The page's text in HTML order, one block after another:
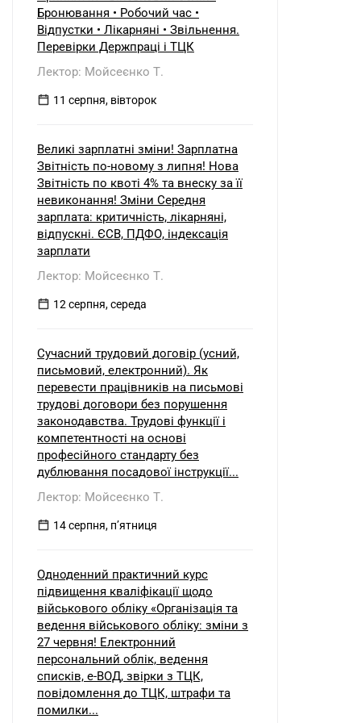
Бронювання • Робочий час •
Відпустки • Лікарняні • Звільнення.
Перевірки Держпраці і ТЦК
Лектор: Мойсеєнко Т.
11 серпня, вівторок
Великі зарплатні зміни! Зарплатна
Звітність по-новому з липня! Нова
Звітність по квоті 4% та внеску за її
невиконання! Зміни Середня
зарплата: критичність, лікарняні,
відпускні. ЄСВ, ПДФО, індексація
зарплати
Лектор: Мойсеєнко Т.
12 серпня, середа
Сучасний трудовий договір (усний,
письмовий, електронний). Як
перевести працівників на письмові
трудові договори без порушення
законодавства. Трудові функції і
компетентності на основі
професійного стандарту без
дублювання посадової інструкції...
Лектор: Мойсеєнко Т.
14 серпня, пʼятниця
Одноденний практичний курс
підвищення кваліфікації щодо
військового обліку «Організація та
ведення військового обліку: зміни з
27 червня! Електронний
персональний облік, ведення
списків, е-ВОД, звірки з ТЦК,
повідомлення до ТЦК, штрафи та
помилки...